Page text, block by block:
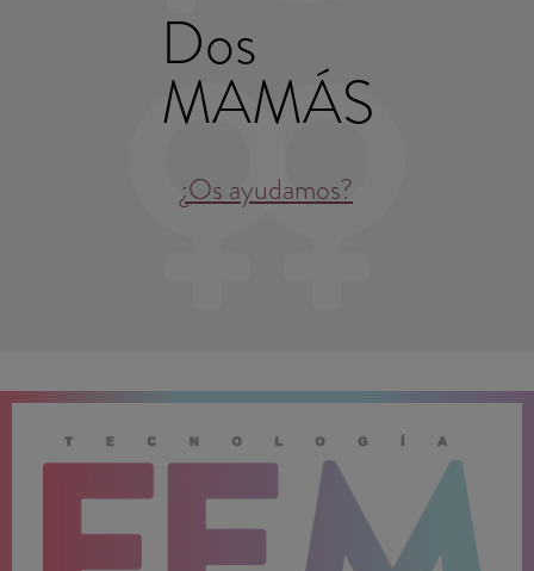
Dos
MAMÁS
¿Os ayudamos?